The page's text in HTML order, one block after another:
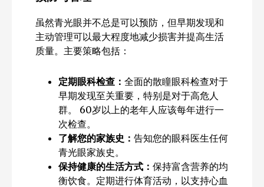
虽然青光眼并不总是可以预防，但早期发现和
主动管理可以最大程度地减少损害并提高生活
质量。主要策略包括：
定期眼科检查： 全面的散瞳眼科检查对于
早期发现至关重要，特别是对于高危人
群。 60岁以上的老年人应该每年进行一
次检查。
了解您的家族史： 告知您的眼科医生任何
青光眼家族史。
保持健康的生活方式： 保持富含营养的均
衡饮食。定期进行体育活动，以支持心血